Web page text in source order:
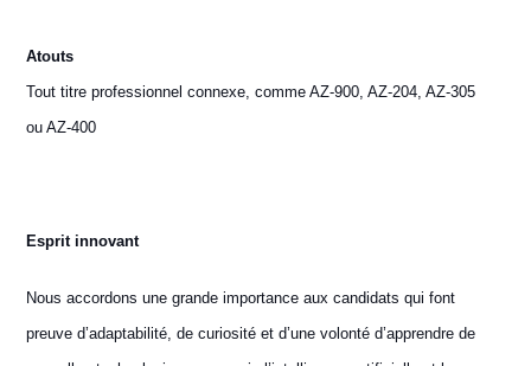
Atouts
Tout titre professionnel connexe, comme AZ-900, AZ-204, AZ-305
ou AZ-400
Esprit innovant
Nous accordons une grande importance aux candidats qui font
preuve d’adaptabilité, de curiosité et d’une volonté d’apprendre de